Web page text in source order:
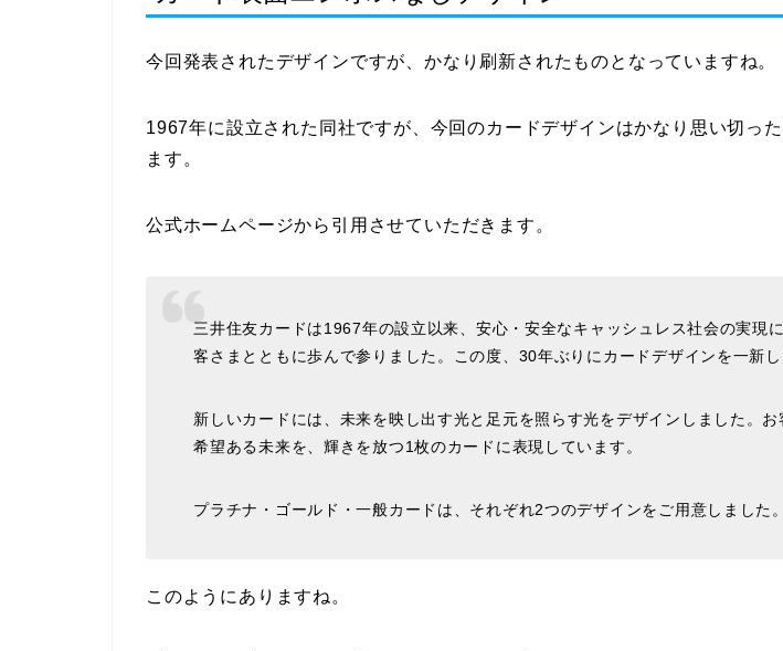
今回発表されたデザインですが、かなり刷新されたものとなっていますね。
1967年に設立された同社ですが、今回のカードデザインはかなり思い切っ
ます。
公式ホームページから引用させていただきます。
三井住友カードは1967年の設立以来、安心・安全なキャッシュレス社会の実現
客さまとともに歩んで参りました。この度、30年ぶりにカードデザインを一新し
新しいカードには、未来を映し出す光と足元を照らす光をデザインしました。お
希望ある未来を、輝きを放つ1枚のカードに表現しています。
プラチナ・ゴールド・一般カードは、それぞれ2つのデザインをご用意しました。
このようにありますね。